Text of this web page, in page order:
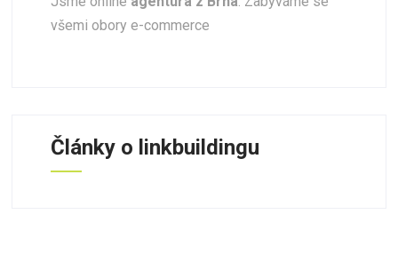
všemi obory e-commerce
Články o linkbuildingu